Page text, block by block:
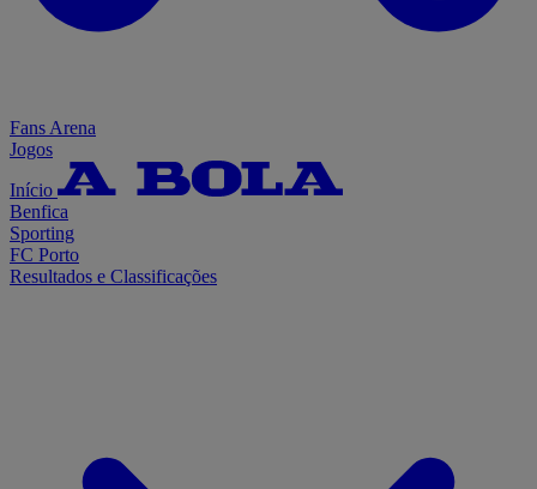
Fans Arena
Jogos
Início
Benfica
Sporting
FC Porto
Resultados e Classificações